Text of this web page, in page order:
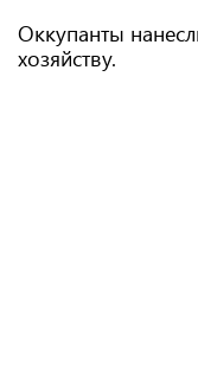
Оккупанты
хозяйству.